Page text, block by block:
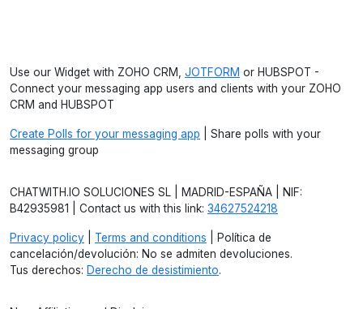
Use our Widget with ZOHO CRM, JOTFORM or HUBSPOT -
Connect your messaging app users and clients with your ZOHO
CRM and HUBSPOT
Create Polls for your messaging app | Share polls with your
messaging group
CHATWITH.IO SOLUCIONES SL | MADRID-ESPAÑA | NIF:
B42935981 | Contact us with this link: 34627524218
Privacy policy Terms and conditions | Política de
cancelación/devolución: No se admiten devoluciones.
Tus derechos: Derecho de desistimiento.